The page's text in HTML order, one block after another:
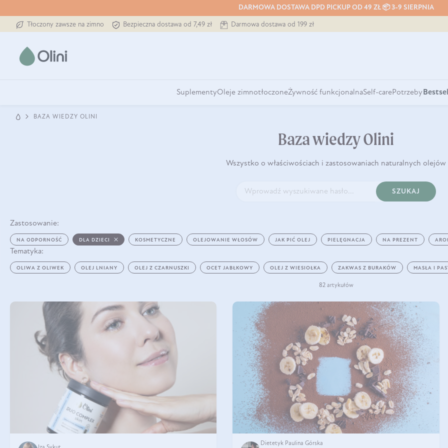
DARMOWA DOSTAWA DPD PICKUP OD 49 ZŁ 📦 3-9 SIERPNIA
Tłoczony zawsze na zimno Bezpieczna dostawa od 7,49 zł Darmowa dostawa od 199 zł
SuplementyOleje zimnotłoczoneŻywność funkcjonalnaSelf-carePotrzeby
BAZA WIEDZY OLINI
Baza wiedzy Olini
Wszystko o właściwościach i zastosowaniach naturalnych olejów
SZUKAJ
Zastosowanie:
NA ODPORNOŚĆ DLA DZIECI KOSMETYCZNE OLEJOWANIE WŁOSÓW JAK PIĆ OLEJ PIELĘGNACJA NA PREZENT
Tematyka:
OLIWA Z OLIWEK OLEJ LNIANY OLEJ Z CZARNUSZKI OCET JABŁKOWY OLEJ Z WIESIOŁKA ZAKWAS Z BURAKÓW MASŁA I
82 artykułów
Dietetyk Paulina Górska